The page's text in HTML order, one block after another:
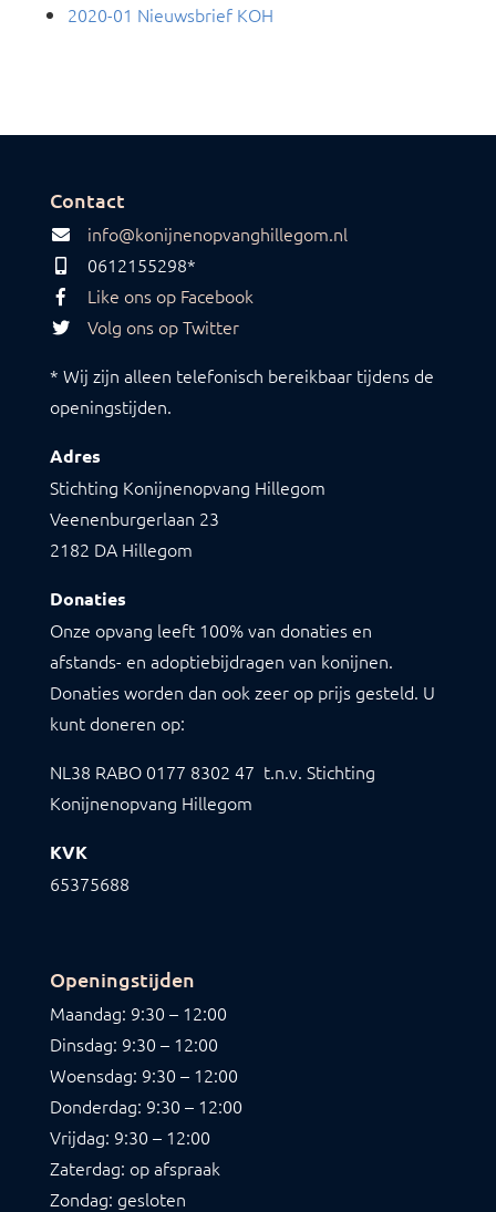
2020-01 Nieuwsbrief KOH
Contact
info@konijnenopvanghillegom.nl
0612155298*
Like ons op Facebook
Volg ons op Twitter
* Wij zijn alleen telefonisch bereikbaar tijdens de
openingstijden.
Adres
Stichting Konijnenopvang Hillegom
Veenenburgerlaan 23
2182 DA Hillegom
Donaties
Onze opvang leeft 100% van donaties en
afstands- en adoptiebijdragen van konijnen.
Donaties worden dan ook zeer op prijs gesteld. U
kunt doneren op:
NL38 RABO 0177 8302 47 t.n.v. Stichting
Konijnenopvang Hillegom
KVK
65375688
Openingstijden
Maandag: 9:30 – 12:00
Dinsdag: 9:30 – 12:00
Woensdag: 9:30 – 12:00
Donderdag: 9:30 – 12:00
Vrijdag: 9:30 – 12:00
Zaterdag: op afspraak
Zondag: gesloten